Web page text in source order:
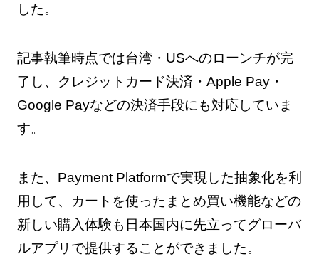
した。
記事執筆時点では台湾・USへのローンチが完
了し、クレジットカード決済・Apple Pay・
Google Payなどの決済手段にも対応していま
す。
また、Payment Platformで実現した抽象化を利
用して、カートを使ったまとめ買い機能などの
新しい購入体験も日本国内に先立ってグローバ
ルアプリで提供することができました。